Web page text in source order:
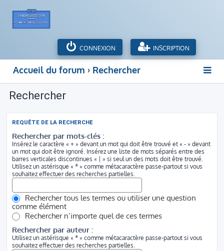
CONNEXION INSCRIPTION
Accueil du forum Rechercher
Rechercher
REQUÊTE DE LA RECHERCHE
Rechercher par mots-clés :
Insérez le caractère « + » devant un mot qui doit être trouvé et « - » devant
un mot qui doit être ignoré. Insérez une liste de mots séparés entre des
barres verticales discontinues « | » si seul un des mots doit être trouvé.
Utilisez un astérisque « * » comme métacaractère passe-partout si vous
souhaitez effectuer des recherches partielles.
Rechercher tous les termes ou utiliser une question
comme élément
Rechercher n’importe quel de ces termes
Rechercher par auteur :
Utilisez un astérisque « * » comme métacaractère passe-partout si vous
souhaitez effectuer des recherches partielles.